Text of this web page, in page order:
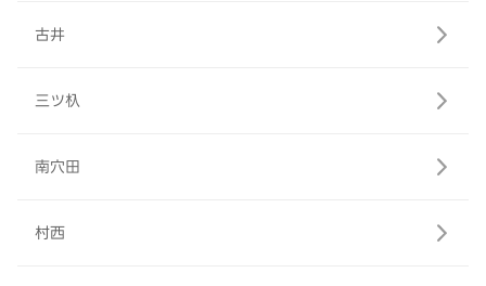
古井
三ツ杁
南穴田
村西